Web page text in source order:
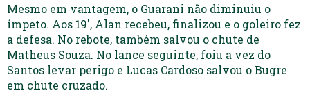
Mesmo em vantagem, o Guarani não diminuiu o
ímpeto. Aos 19′, Alan recebeu, finalizou e o goleiro fez
a defesa. No rebote, também salvou o chute de
Matheus Souza. No lance seguinte, foiu a vez do
Santos levar perigo e Lucas Cardoso salvou o Bugre
em chute cruzado.